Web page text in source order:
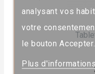
analysant vos
votre
le bouton Accepter.
Plus